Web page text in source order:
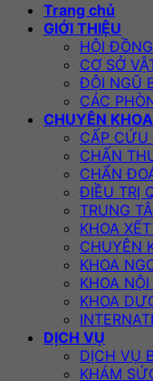
Trang chủ
GIỚI THIỆU
HỘI
CƠ SỞ
ĐỘI NGŨ
CÁC
CHUYÊN KHOA
CẤP CỨU
CHẤN
CHẨN
ĐIỀU TRỊ
TRUNG
KHOA
CHUYÊN
KHOA
KHOA
KHOA
DỊCH VỤ
DỊCH VỤ
KHÁM